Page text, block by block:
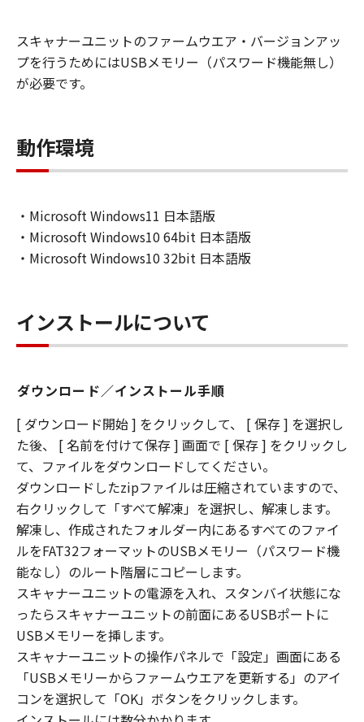
部または全部を問わず、貸与、リース、再使用
目で述べられているコピーを除く）修正、改
造、併合、翻訳、模倣した製品を作る目的でリ
バースエンジ二アリング、逆コンパイル、逆ア
「本ソフトウェア」のいかなる使用、複製、取
引。
品にインストールし使用することにより本契約
書の条項に同意したとみなされます。
４．著作権表示
Scanning Denmark A/Sのライセンサーの著作権
表示の変更、除去、もしくは削除してはなりま
(1)「本ソフトウェア」は、『現状のまま』の状
態で使用許諾されます。Global Scanning
Denmark A/S、関係会社、それらの販売代理店
または販売店のいずれも、「本ソフトウェア」
に関して、商品性ご注意：下記の使用許諾契約
書（以下本契約書と言います。）をよくお読み
ください。 これは、お客様が、本契約書と共
に提供される当該Global Scanning Denmark
A/S製のスキャナー（以下「スキャナー」と言
います）専用ソフトウェア（本契約書以外の各
マニュアル、印刷物等を含み、併せて以下「本
ソフトウェア」と言います。）をご使用になる
ための、お客様とGlobal Scanning Denmark
A/Sとの間の契約書です。 本使用許諸契約の対
象となるソフトウェア (以下「本ソフトウェ
ア」といいます) 、ファームウェア（以下「本
ファームェア」といいます)はGlobal Scanning
スキャナーユニットのファームウエア・バージョンアッ
プを行うためにはUSBメモリー（パスワード機能無し）
が必要です。
動作環境
・Microsoft Windows11 日本語版
・Microsoft Windows10 64bit 日本語版
・Microsoft Windows10 32bit 日本語版
インストールについて
ダウンロード／インストール手順
[ ダウンロード開始 ] をクリックして、 [ 保存 ] を選択し
た後、 [ 名前を付けて保存 ] 画面で [ 保存 ] をクリックし
て、ファイルをダウンロードしてください。
ダウンロードしたzipファイルは圧縮されていますので、
右クリックして「すべて解凍」を選択し、解凍します。
解凍し、作成されたフォルダー内にあるすべてのファイ
ルをFAT32フォーマットのUSBメモリー（パスワード機
能なし）のルート階層にコピーします。
スキャナーユニットの電源を入れ、スタンバイ状態にな
ったらスキャナーユニットの前面にあるUSBポートに
USBメモリーを挿します。
スキャナーユニットの操作パネルで「設定」画面にある
「USBメモリーからファームウエアを更新する」のアイ
コンを選択して「OK」ボタンをクリックします。